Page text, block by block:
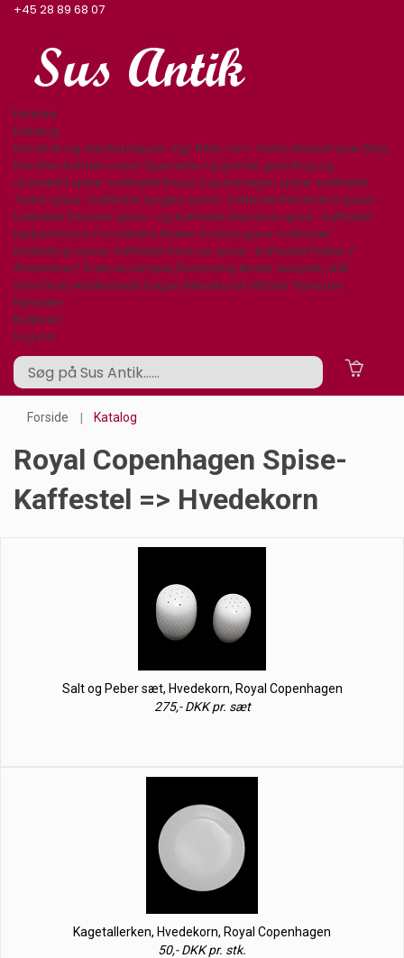
+45 28 89 68 07
Forside
Katalog
Keramik og stentøj Figurer. Kgl. B&G, mm. Varia Glasservice Glas,
Karafler,kander,vaser Specielle og gamle glas Bing og
Grøndahl spise-kaffestel Royal Copenhagen spise-kaffestel
Tyske spise- kaffestel Lyngby spise- kaffestel Rørstrand spise-
kaffestel Desiree spise- og kaffestel Aluminia spise- kaffestel
Kjøbenhavns Porcellains Maleri Arabia spise-kaffestel
Knabstrup spise-kaffestel Diverse spise- kaffestel Platter /
årsklokker/ Årskrus Lamper/belysning Bestik sølvplet, stål
Sølv/Guld Afbilledede bøger Billedkunst Møbler Nyheder
Nyheder
Butikken
Log ind
Forside Katalog
Royal Copenhagen Spise-
Kaffestel => Hvedekorn
Salt og Peber sæt, Hvedekorn, Royal Copenhagen
275,- DKK pr. sæt
Kagetallerken, Hvedekorn, Royal Copenhagen
50,- DKK pr. stk.